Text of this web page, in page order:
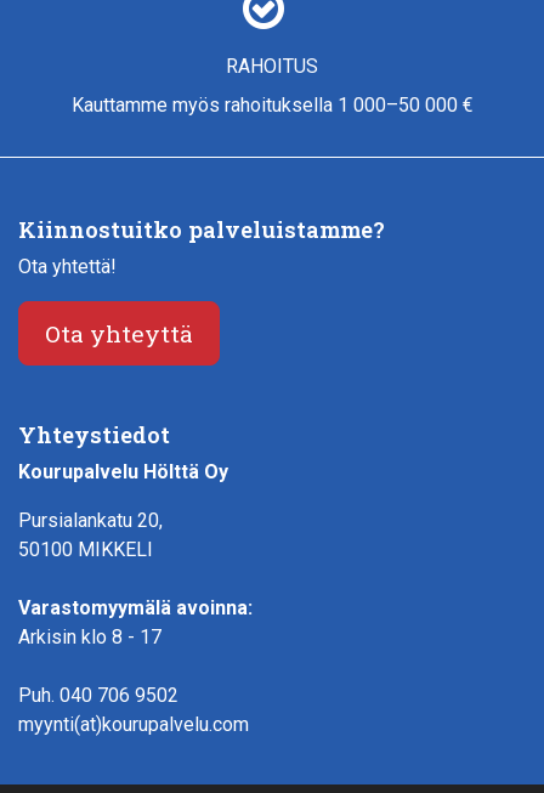
RAHOITUS
Kauttamme myös rahoituksella 1 000–50 000 €
Kiinnostuitko palveluistamme?
Ota yhtettä!
Ota yhteyttä
Yhteystiedot
Kourupalvelu Hölttä Oy
Pursialankatu 20,
50100 MIKKELI
Varastomyymälä avoinna:
Arkisin klo 8 - 17
Puh. 040 706 9502
myynti(at)kourupalvelu.com